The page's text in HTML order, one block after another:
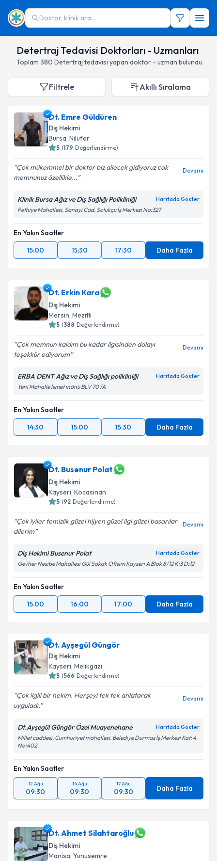
Doktor, klinik ara...
Detertraj Tedavisi Doktorları - Uzmanları
Toplam 380 Detertraj tedavisi yapan doktor - uzman bulundu.
Filtrele Akıllı Sıralama
Dt. Emre Güldüren
Diş Hekimi
Bursa, Nilüfer
5 (179 Değerlendirme)
Çok mükemmel bir doktor biz ailecek gidiyoruz cok
memnunuz özellikle...
Devamı
Klinik Bursa Ağız ve Diş Sağlığı Polikliniği Haritada Göster
Fethiye Mahallesi, Sanayi Cad. Solukçu İş Merkezi No:327
En Yakın Saatler
15:00
15:30 17:30 Daha Fazla
Dt. Erkin Kara
Diş Hekimi
Mersin, Mezitli
5 (388 Değerlendirme)
Çok memnun kaldım bu kadar ilgisinden dolayı
teşekkür ediyorum
Devamı
ERBA DENT Ağız ve Diş Sağlığı polikliniği Haritada Göster
Yeni Mahalle İsmet inönü BLV 70 /A
En Yakın Saatler
14:30
15:00 15:30 Daha Fazla
Dt. Busenur Polat
Diş Hekimi
Kayseri, Kocasinan
5 (92 Değerlendirme)
Çok iyiler temizlik güzel hijyen güzel ilgi güzel basarılar
dilerim
Devamı
Diş Hekimi Busenur Polat Haritada Göster
Gevher Nesibe Mahallesi Gül Sokak Ofisim Kayseri A Blok 8/12 K:3 D:12
En Yakın Saatler
15:00
16:00 17:00 Daha Fazla
Dt. Ayşegül Güngör
Diş Hekimi
Kayseri, Melikgazi
5 (566 Değerlendirme)
Çok ilgili bir hekim. Herşeyi tek tek anlatarak
uyguladı.
Devamı
Dt.Ayşegül Güngör Özel Muayenehane Haritada Göster
Millet caddesi. Cumhuriyet mahallesi. Belediye Durmaz İş Merkezi Kat: 4
No:402
En Yakın Saatler
12 Ağu
09:30
14 Ağu
09:30
17 Ağu
09:30 Daha Fazla
Dt. Ahmet Silahtaroğlu
Diş Hekimi
Manisa, Yunusemre